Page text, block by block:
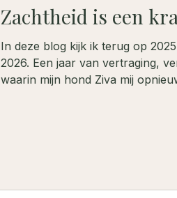
Zachtheid is een
In deze blog kijk ik terug op
2026. Een jaar van vertraging,
waarin mijn hond Ziva mij